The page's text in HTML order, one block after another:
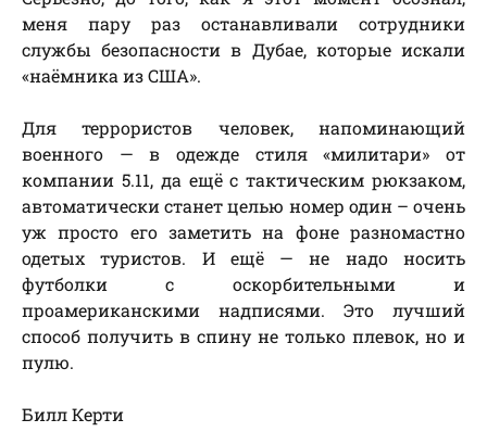
меня пару раз останавливали сотрудники
службы безопасности в Дубае, которые искали
«наёмника из США».
Для террористов человек, напоминающий
военного — в одежде стиля «милитари» от
компании 5.11, да ещё с тактическим рюкзаком,
автоматически станет целью номер один – очень
уж просто его заметить на фоне разномастно
одетых туристов. И ещё — не надо носить
футболки с оскорбительными и
проамериканскими надписями. Это лучший
способ получить в спину не только плевок, но и
пулю.
Билл Керти